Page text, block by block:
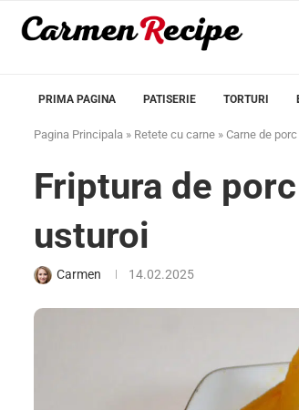
PRIMA PAGINA PATISERIE TORTURI
Pagina Principala » Retete cu carne » Carne de porc
Friptura de
usturoi
Carmen 14.02.2025